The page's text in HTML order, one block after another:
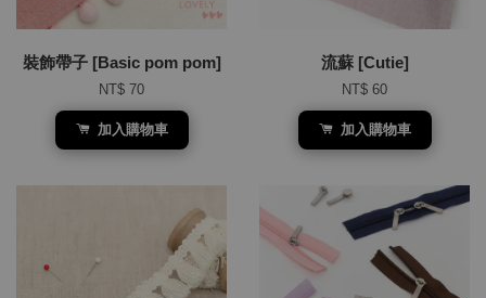
裝飾帶子 [Basic pom pom]
NT$ 70
加入購物車
流蘇 [Cutie]
NT$ 60
加入購物車